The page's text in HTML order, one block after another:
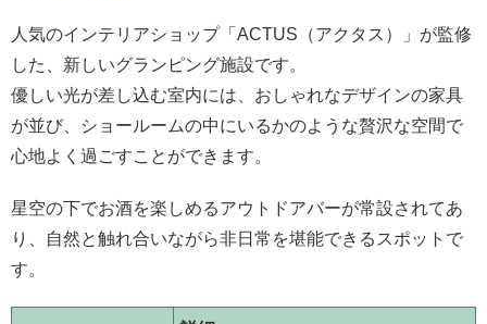
人気のインテリアショップ「ACTUS（アクタス）」が監修
した、新しいグランピング施設です。
優しい光が差し込む室内には、おしゃれなデザインの家具
が並び、ショールームの中にいるかのような贅沢な空間で
心地よく過ごすことができます。
星空の下でお酒を楽しめるアウトドアバーが常設されてあ
り、自然と触れ合いながら非日常を堪能できるスポットで
す。